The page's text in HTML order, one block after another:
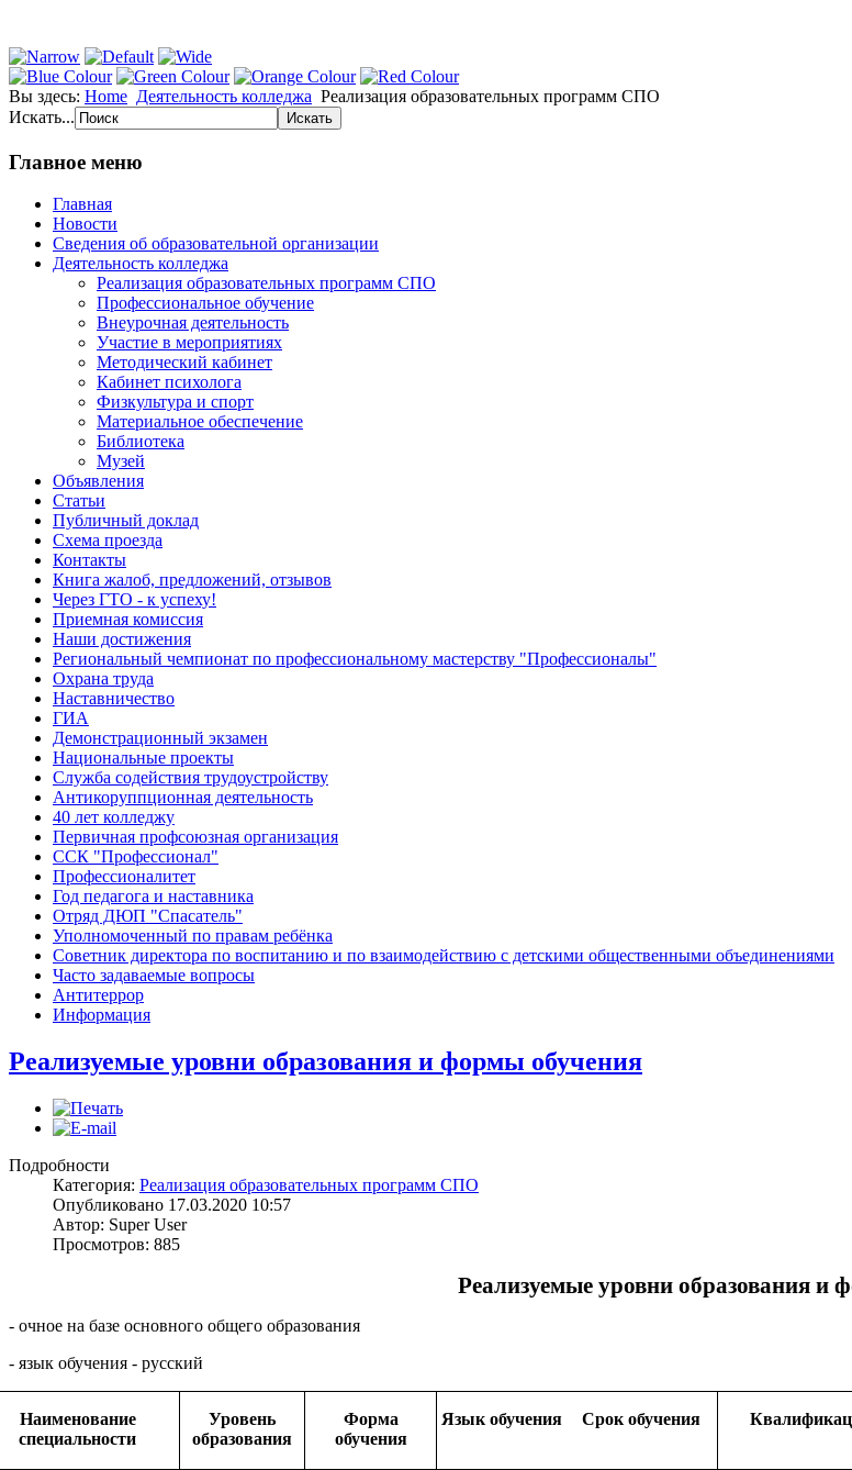
Вы здесь: Home Деятельность колледжа Реализация образовательных программ СПО
Искать...
Главное меню
Главная
Новости
Сведения об образовательной организации
Деятельность колледжа
Реализация образовательных программ СПО
Профессиональное обучение
Внеурочная деятельность
Участие в мероприятиях
Методический кабинет
Кабинет психолога
Физкультура и спорт
Материальное обеспечение
Библиотека
Музей
Объявления
Статьи
Публичный доклад
Схема проезда
Контакты
Книга жалоб, предложений, отзывов
Через ГТО - к успеху!
Приемная комиссия
Наши достижения
Региональный чемпионат по профессиональному мастерству "Профессионалы"
Охрана труда
Наставничество
ГИА
Демонстрационный экзамен
Национальные проекты
Служба содействия трудоустройству
Антикоруппционная деятельность
40 лет колледжу
Первичная профсоюзная организация
ССК "Профессионал"
Профессионалитет
Год педагога и наставника
Отряд ДЮП "Спасатель"
Уполномоченный по правам ребёнка
Советник директора по воспитанию и по взаимодействию с детскими общественными объединениями
Часто задаваемые вопросы
Антитеррор
Информация
Реализуемые уровни образования и формы обучения
Подробности
Категория: Реализация образовательных программ СПО
Опубликовано 17.03.2020 10:57
Автор: Super User
Просмотров: 885
Реализуемые уровни образования и
- очное на базе основного общего образования
- язык обучения - русский
Наименование
специальности
Уровень
образования
Форма
обучения
Язык обучения Срок обучения